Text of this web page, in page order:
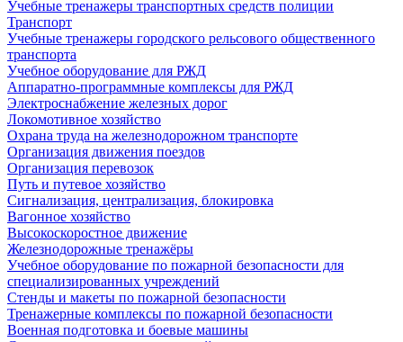
Учебные тренажеры транспортных средств полиции
Транспорт
Учебные тренажеры городского рельсового общественного
транспорта
Учебное оборудование для РЖД
Аппаратно-программные комплексы для РЖД
Электроснабжение железных дорог
Локомотивное хозяйство
Охрана труда на железнодорожном транспорте
Организация движения поездов
Организация перевозок
Путь и путевое хозяйство
Сигнализация, централизация, блокировка
Вагонное хозяйство
Высокоскоростное движение
Железнодорожные тренажёры
Учебное оборудование по пожарной безопасности для
специализированных учреждений
Стенды и макеты по пожарной безопасности
Тренажерные комплексы по пожарной безопасности
Военная подготовка и боевые машины